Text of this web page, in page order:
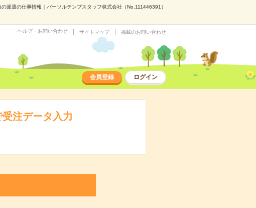
派遣の仕事情報｜パーソルテンプスタッフ株式会社（No.111446391）
ヘルプ・お問い合わせ サイトマップ 掲載のお問い合わせ
会員登録 ログイン
注データ入力